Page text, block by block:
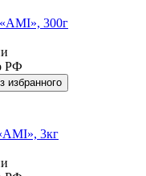
300г
РФ
3кг